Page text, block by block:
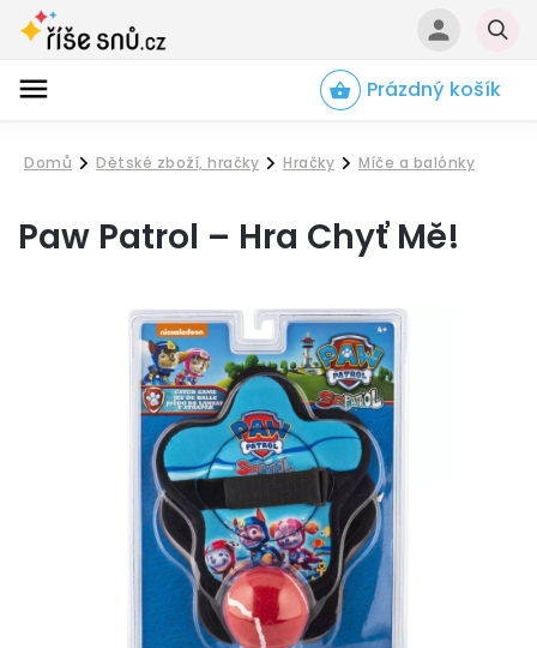
Prázdný košík
Domů
/
Dětské zboží, hračky
/
Hračky
/
Míče a balónky
Paw Patrol – Hra Chyť Mě!